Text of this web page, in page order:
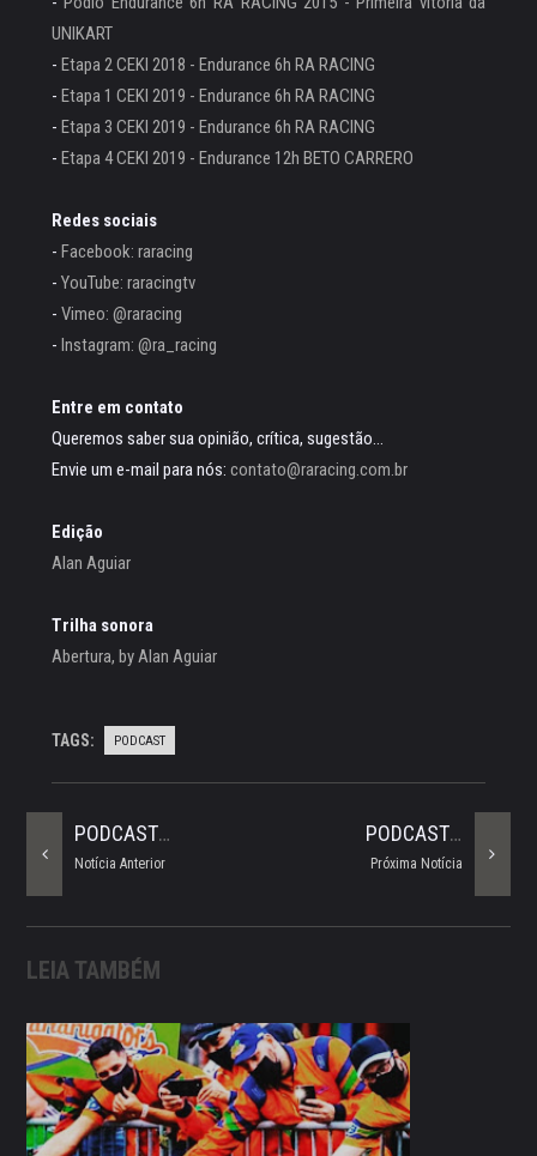
UNIKART
- Etapa 2 CEKI 2018 - Endurance 6h RA RACING
- Etapa 1 CEKI 2019 - Endurance 6h RA RACING
- Etapa 3 CEKI 2019 - Endurance 6h RA RACING
- Etapa 4 CEKI 2019 - Endurance 12h BETO CARRERO
Redes sociais
- Facebook: raracing
- YouTube: raracingtv
- Vimeo: @raracing
- Instagram: @ra_racing
Entre em contato
Queremos saber sua opinião, crítica, sugestão...
Envie um e-mail para nós: contato@raracing.com.br
Edição
Alan Aguiar
Trilha sonora
Abertura, by Alan Aguiar
TAGS: PODCAST
PODCAST #13 - Entrevista Marcelo Magnani
Próxima Notícia
PODCAST #11 - Entrevista Unikart - Parte 1
Notícia Anterior
LEIA TAMBÉM